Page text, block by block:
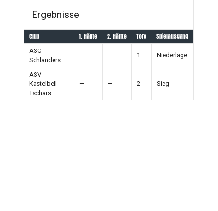
Ergebnisse
Club 1. Hälfte 2. Hälfte Tore Spielausgang
ASC
Schlanders
— — 1 Niederlage
ASV
Kastelbell-
Tschars
— — 2 Sieg